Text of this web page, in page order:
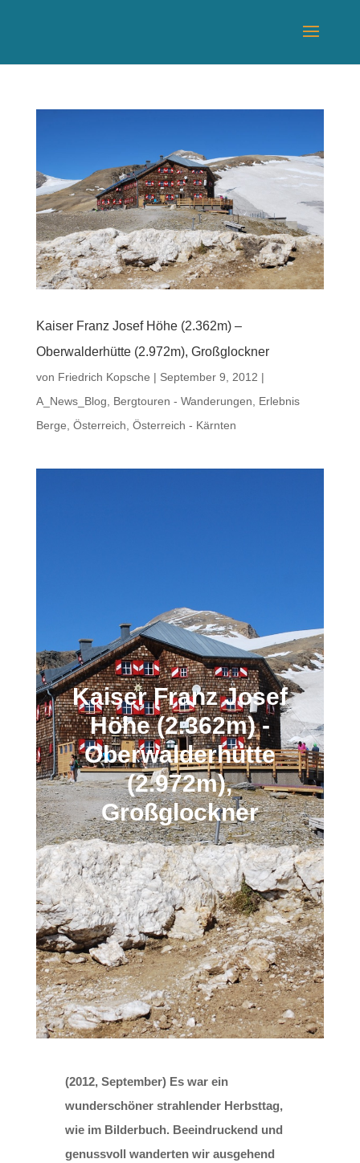
Kaiser Franz Josef Höhe (2.362m) –
Oberwalderhütte (2.972m), Großglockner
von Friedrich Kopsche | September 9, 2012 |
A_News_Blog
Bergtouren - Wanderungen
Erlebnis
Berge Österreich Österreich - Kärnten
Kaiser Franz Josef
Höhe (2.362m) -
Oberwalderhütte
(2.972m),
Großglockner
(2012, September) Es war ein
wunderschöner strahlender Herbsttag,
wie im Bilderbuch. Beeindruckend und
genussvoll wanderten wir ausgehend